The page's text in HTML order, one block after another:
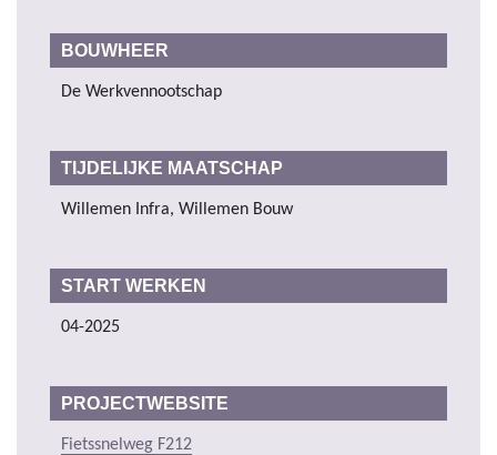
BOUWHEER
De Werkvennootschap
TIJDELIJKE MAATSCHAP
Willemen Infra, Willemen Bouw
START WERKEN
04-2025
PROJECTWEBSITE
Fietssnelweg F212